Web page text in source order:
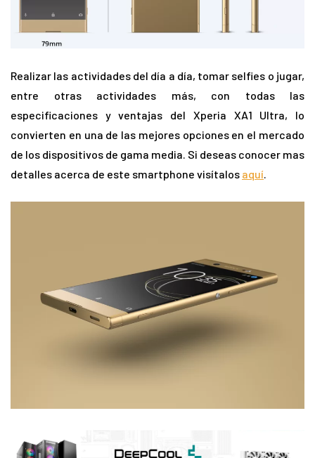
Realizar las actividades del día a día, tomar selfies o jugar,
entre otras actividades más, con todas las
especificaciones y ventajas del Xperia XA1 Ultra, lo
convierten en una de las mejores opciones en el mercado
de los dispositivos de gama media. Si deseas conocer mas
detalles acerca de este smartphone visítalos aquí